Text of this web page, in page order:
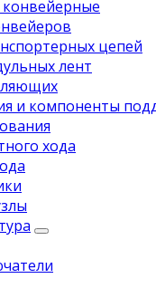
цепей
лент
и компоненты
хода